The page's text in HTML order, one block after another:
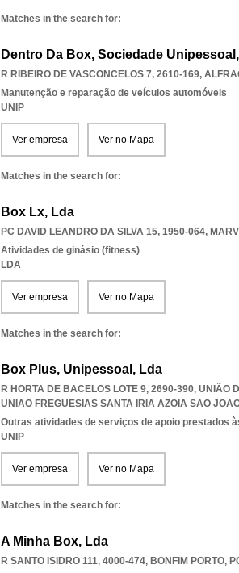
Matches in the search for:
Dentro Da Box, Sociedade
R RIBEIRO DE VASCONCELOS 7, 2610-169,
Manutenção e reparação de veículos automóveis
UNIP
Ver empresa Ver no Mapa
Matches in the search for:
Box Lx, Lda
PC DAVID LEANDRO DA SILVA 15, 1950-064,
Atividades de ginásio (fitness)
LDA
Ver empresa Ver no Mapa
Matches in the search for:
Box Plus, Unipessoal, Lda
R HORTA DE BACELOS LOTE 9, 2690-390, UNIÃO
UNIAO FREGUESIAS SANTA IRIA AZOIA SAO
Outras atividades de serviços de apoio prestados
UNIP
Ver empresa Ver no Mapa
Matches in the search for:
A Minha Box, Lda
R SANTO ISIDRO 111, 4000-474, BONFIM PORTO,